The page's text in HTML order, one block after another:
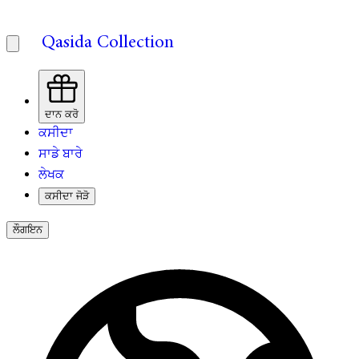
Qasida Collection
ਦਾਨ ਕਰੋ
ਕਸੀਦਾ
ਸਾਡੇ ਬਾਰੇ
ਲੇਖਕ
ਕਸੀਦਾ ਜੋੜੋ
ਲੌਗਇਨ